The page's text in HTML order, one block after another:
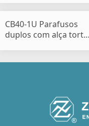
CB40-1U Parafusos
duplos com alça torta